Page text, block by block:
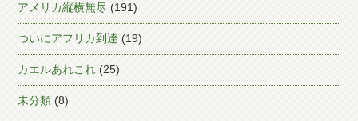
アメリカ縦横無尽 (191)
ついにアフリカ到達 (19)
カエルあれこれ (25)
未分類 (8)